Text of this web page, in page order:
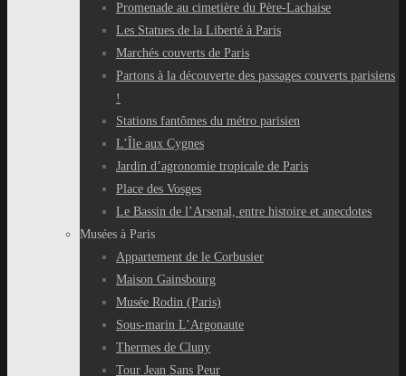
Promenade au cimetière du Père-Lachaise
Les Statues de la Liberté à Paris
Marchés couverts de Paris
Partons à la découverte des passages couverts parisiens
!
Stations fantômes du métro parisien
L’Île aux Cygnes
Jardin d’agronomie tropicale de Paris
Place des Vosges
Le Bassin de l’Arsenal, entre histoire et anecdotes
Musées à Paris
Appartement de le Corbusier
Maison Gainsbourg
Musée Rodin (Paris)
Sous-marin L’Argonaute
Thermes de Cluny
Tour Jean Sans Peur